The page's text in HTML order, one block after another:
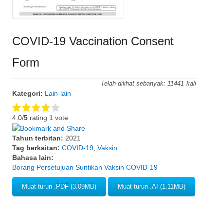
COVID-19 Vaccination Consent
Form
Telah dilihat sebanyak: 11441
Kategori: Lain-lain
4.0/5 rating 1 vote
Tahun terbitan: 2021
Tag berkaitan: COVID-19 Vaksin
Bahasa lain:
Borang Persetujuan Suntikan Vaksin COVID-19
Muat turun .PDF (3.09MB) Muat turun .AI (1.11MB)